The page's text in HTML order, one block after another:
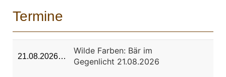
Termine
21.08.2026…
Wilde Farben: Bär im
Gegenlicht 21.08.2026